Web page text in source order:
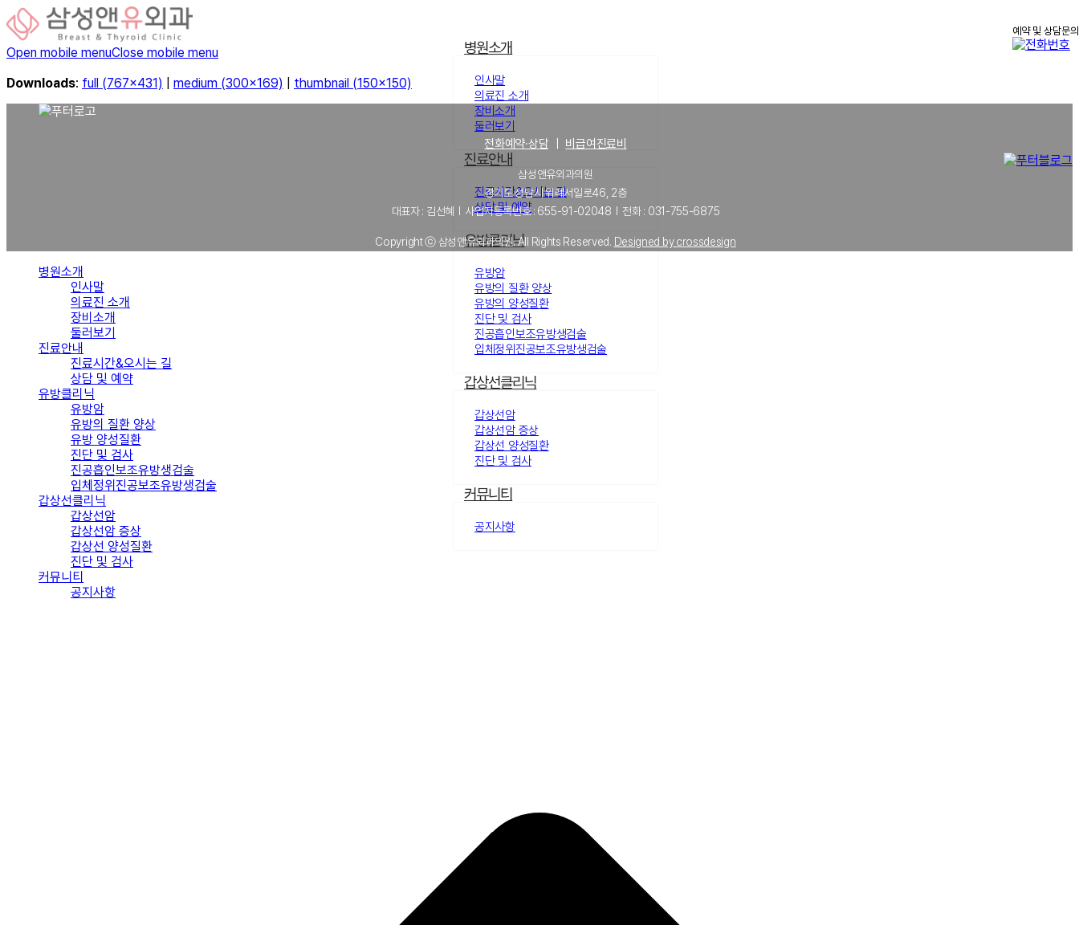
병원소개
인사말
의료진 소개
장비소개
둘러보기
진료안내
진료시간&오시는 길
상담 및 예약
유방클리닉
유방암
유방의 질환 양상
유방의 양성질환
진단 및 검사
진공흡인보조유방생검술
입체정위진공보조유방생검술
갑상선클리닉
갑상선암
갑상선암 증상
갑상선 양성질환
진단 및 검사
커뮤니티
공지사항
Open mobile menuClose mobile menu
예약 및 상담문의
Downloads: full (767x431) medium (300x169) thumbnail (150x150)
전화예약·상담 비급여진료비
삼성앤유외과의원
경기도 성남시 위례서일로46, 2층
대표자 : 김선혜 l 사업자등록번호 : 655-91-02048 l 전화 : 031-755-6875
Copyright ⓒ 삼성앤유외과의원. All Rights Reserved. Designed by crossdesign
병원소개
인사말
의료진 소개
장비소개
둘러보기
진료안내
진료시간&오시는 길
상담 및 예약
유방클리닉
유방암
유방의 질환 양상
유방 양성질환
진단 및 검사
진공흡인보조유방생검술
입체정위진공보조유방생검술
갑상선클리닉
갑상선암
갑상선암 증상
갑상선 양성질환
진단 및 검사
커뮤니티
공지사항